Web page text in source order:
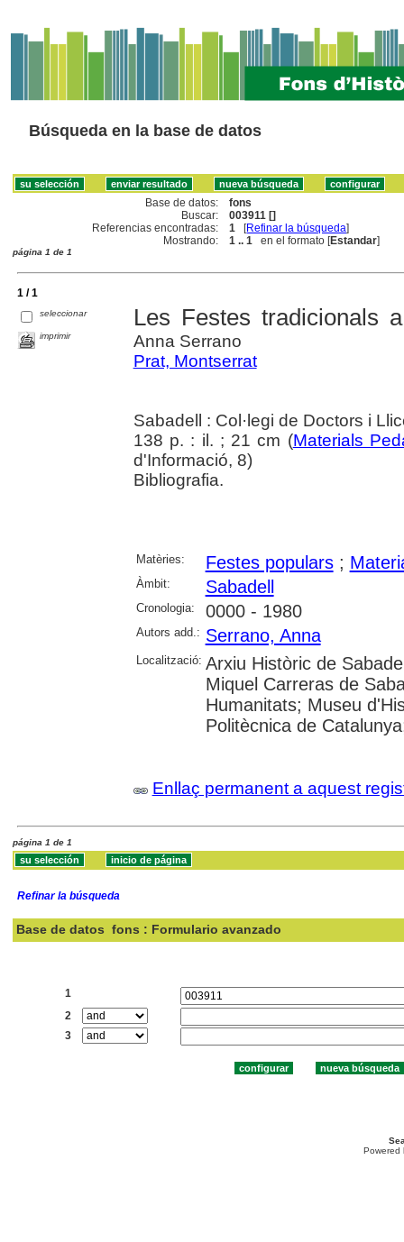
Búsqueda en la base de datos
Base de datos:
fons
Buscar:
003911 []
Referencias encontradas:
1 [Refinar la búsqueda]
Mostrando:
1 .. 1 en el formato [Estandar]
página 1 de 1
1 / 1
seleccionar
imprimir
Les Festes tradicionals
Anna Serrano
Prat, Montserrat
Sabadell : Col·legi de Doctors i
138 p. : il. ; 21 cm (Materials
d'Informació, 8)
Bibliografia.
Matèries: Festes populars;
Àmbit: Sabadell
Cronologia: 0000 - 1980
Autors add.: Serrano, Anna
Localització: Arxiu Històric de
Miquel Carreras de
Humanitats; Museu
Politècnica de
Enllaç permanent a aquest
página 1 de 1
Refinar la búsqueda
Base de datos fons : Formulario avanzado
1
2
3